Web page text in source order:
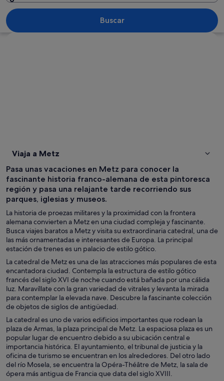
Una iglesia histórica con una aguja
Buscar
Viaja a Metz
Pasa unas vacaciones en Metz para conocer la
fascinante historia franco-alemana de esta pintoresca
región y pasa una relajante tarde recorriendo sus
parques, iglesias y museos.
La historia de proezas militares y la proximidad con la frontera
alemana convierten a Metz en una ciudad compleja y fascinante.
Busca viajes baratos a Metz y visita su extraordinaria catedral, una de
las más ornamentadas e interesantes de Europa. La principal
estación de trenes es un palacio de estilo gótico.
La catedral de Metz es una de las atracciones más populares de esta
encantadora ciudad. Contempla la estructura de estilo gótico
francés del siglo XVI de noche cuando está bañada por una cálida
luz. Maravíllate con la gran variedad de vitrales y levanta la mirada
para contemplar la elevada nave. Descubre la fascinante colección
de objetos de siglos de antigüedad.
La catedral es uno de varios edificios importantes que rodean la
plaza de Armas, la plaza principal de Metz. La espaciosa plaza es un
popular lugar de encuentro debido a su ubicación central e
importancia histórica. El ayuntamiento, el tribunal de justicia y la
oficina de turismo se encuentran en los alrededores. Del otro lado
del río Mosela, se encuentra la Opéra-Théâtre de Metz, la sala de
ópera más antigua de Francia que data del siglo XVIII.